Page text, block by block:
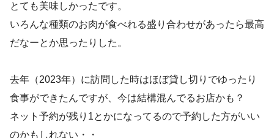
とても美味しかったです。
いろんな種類のお肉が食べれる盛り合わせがあったら最高
だなーとか思ったりした。
去年（2023年）に訪問した時はほぼ貸し切りでゆったり
食事ができたんですが、今は結構混んでるお店かも？
ネット予約が残り1とかになってるので予約した方がいい
のかもしれない・・